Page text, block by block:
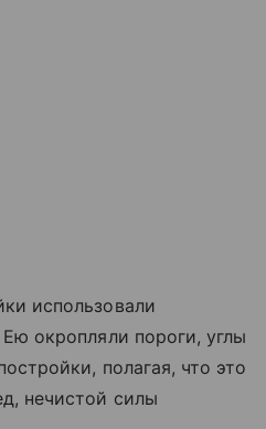
использовали
окропляли пороги, углы
полагая, что это
нечистой силы